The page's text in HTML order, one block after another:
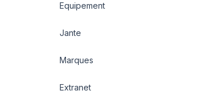
Equipement
Jante
Marques
Extranet